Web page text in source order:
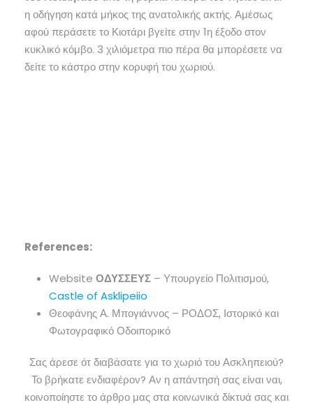
η οδήγηση κατά μήκος της ανατολικής ακτής. Αμέσως
αφού περάσετε το Κιοτάρι βγείτε στην 1η έξοδο στον
κυκλικό κόμβο. 3 χιλιόμετρα πιο πέρα θα μπορέσετε να
δείτε το κάστρο στην κορυφή του χωριού.
References:
Website ΟΔΥΣΣΕΥΣ – Υπουργείο Πολιτισμού,
Castle of Asklipeiio
Θεοφάνης Α. Μπογιάννος – ΡΟΔΟΣ, Ιστορικό και
Φωτογραφικό Οδοιπορικό
Σας άρεσε ότ διαβάσατε για το χωριό του Ασκληπειού?
Το βρήκατε ενδιαφέρον? Αν η απάντησή σας είναι ναι,
κοινοποίηστε το άρθρο μας στα κοινωνικά δίκτυά σας και